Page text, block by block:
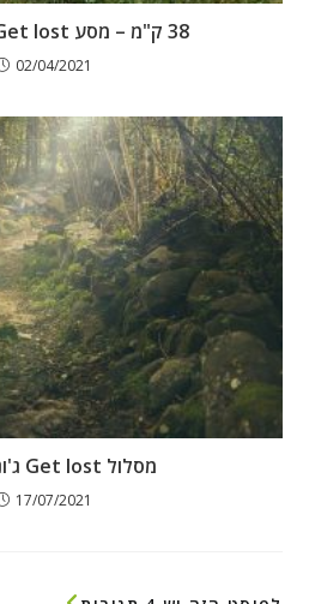
38 ק"מ – מסע Get lost של יום חורף
02/04/2021
מסלול Get lost ג'ונגל סטייל
17/07/2021